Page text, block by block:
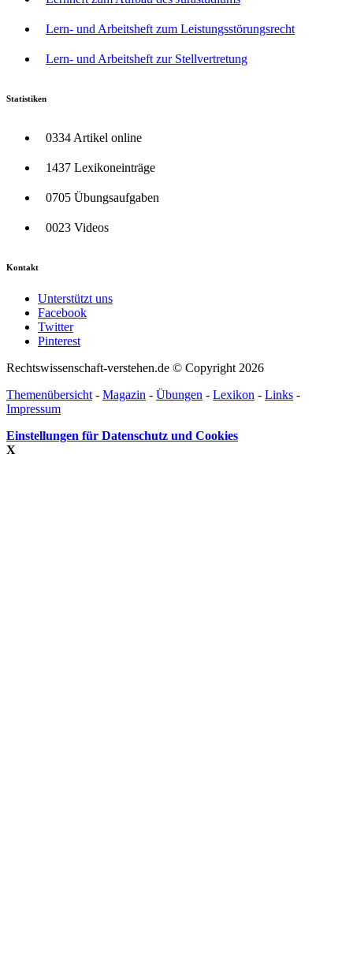
Lern- und Arbeitsheft zum Leistungsstörungsrecht
Lern- und Arbeitsheft zur Stellvertretung
Statistiken
0334 Artikel online
1437 Lexikoneinträge
0705 Übungsaufgaben
0023 Videos
Kontakt
Unterstützt uns
Facebook
Twitter
Pinterest
Rechtswissenschaft-verstehen.de © Copyright 2026
Themenübersicht - Magazin - Übungen - Lexikon - Links -
Impressum
Einstellungen für Datenschutz und Cookies
X